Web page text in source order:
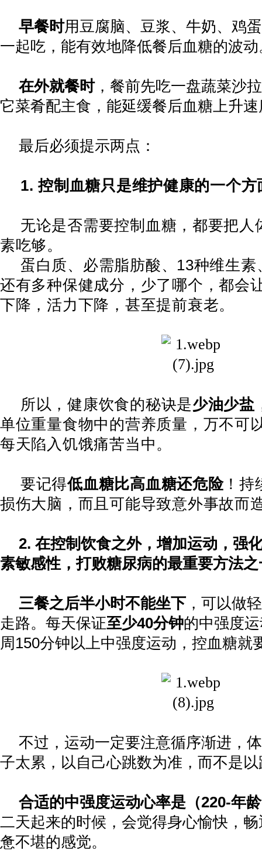
早餐时用豆腐脑、豆浆、牛奶、鸡
一起吃，能有效地降低餐后血糖的波动
在外就餐时，餐前先吃一盘蔬菜沙
它菜肴配主食，能延缓餐后血糖上升
最后必须提示两点：
1.控制血糖只是维护健康的一个
无论是否需要控制血糖，都要把人
素吃够。
蛋白质、必需脂肪酸、 13种维生素
还有多种保健成分，少了哪个，都会
下降，活力下降，甚至提前衰老。
所以，健康饮食的秘诀是少油少盐
单位重量食物中的营养质量，万不可
每天陷入饥饿痛苦当中。
要记得低血糖比高血糖还危险！持
损伤大脑，而且可能导致意外事故而
2. 在控制饮食之外，增加运动，强
素敏感性，打败糖尿病的最重要方法
三餐之后半小时不能坐下 ，可以做
走路。每天保证至少40分钟的中强度
周 150分钟以上中强度运动，控血糖就
不过，运动一定要注意循序渐进，
子太累，以自己心跳数为准，而不是
合适的中强度运动心率是（220-年
二天起来的时候，会觉得身心愉快，
惫不堪的感觉。